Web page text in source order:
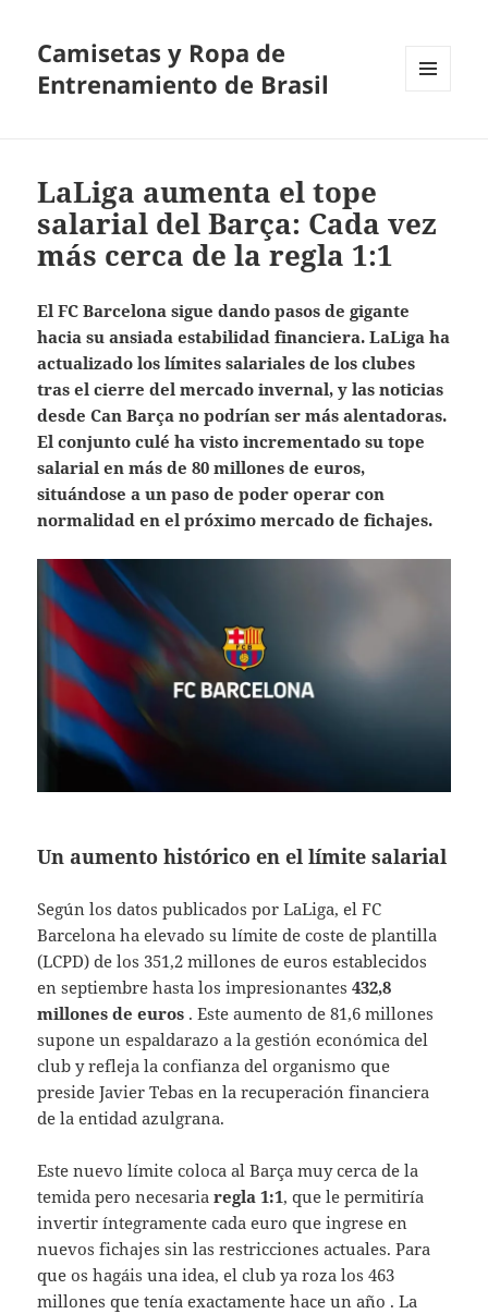
Camisetas y Ropa de
Entrenamiento de Brasil
LaLiga aumenta el tope
salarial del Barça: Cada vez
más cerca de la regla 1:1
El FC Barcelona sigue dando pasos de gigante
hacia su ansiada estabilidad financiera. LaLiga ha
actualizado los límites salariales de los clubes
tras el cierre del mercado invernal, y las noticias
desde Can Barça no podrían ser más alentadoras.
El conjunto culé ha visto incrementado su tope
salarial en más de 80 millones de euros,
situándose a un paso de poder operar con
normalidad en el próximo mercado de fichajes.
Un aumento histórico en el límite salarial
Según los datos publicados por LaLiga, el FC
Barcelona ha elevado su límite de coste de plantilla
(LCPD) de los 351,2 millones de euros establecidos
en septiembre hasta los impresionantes432,8
millones de euros . Este aumento de 81,6 millones
supone un espaldarazo a la gestión económica del
club y refleja la confianza del organismo que
preside Javier Tebas en la recuperación financiera
de la entidad azulgrana.
Este nuevo límite coloca al Barça muy cerca de la
temida pero necesariaregla 1:1, que le permitiría
invertir íntegramente cada euro que ingrese en
nuevos fichajes sin las restricciones actuales. Para
que os hagáis una idea, el club ya roza los 463
millones que tenía exactamente hace un año . La